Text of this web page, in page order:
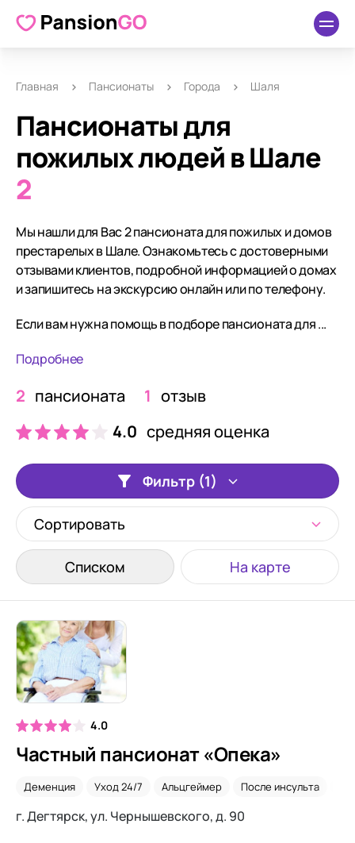
Главная Пансионаты Города Шаля
Пансионаты для
пожилых людей в Шале
2
Мы нашли для Вас 2 пансионата для пожилых и домов
престарелых в Шале. Ознакомьтесь с достоверными
отзывами клиентов, подробной информацией о домах
и запишитесь на экскурсию онлайн или по телефону.
Если вам нужна помощь в подборе пансионата для ...
Подробнее
2 пансионата 1 отзыв
4.0 средняя оценка
Фильтр (1)
Сортировать
Списком На карте
4.0
Частный пансионат «Опека»
Деменция Уход 24/7 Альцгеймер После инсульта
г. Дегтярск, ул. Чернышевского, д. 90